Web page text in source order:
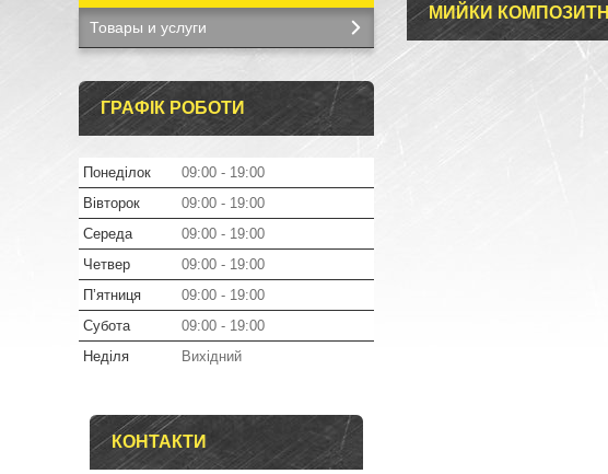
МИЙКИ КОМПОЗИТНІ
Товары и услуги
ГРАФІК РОБОТИ
Понеділок 09:00
19:00
Вівторок
09:00
19:00
Середа
09:00
19:00
Четвер
09:00
19:00
Пʼятниця
09:00
19:00
Субота
09:00
19:00
Неділя
Вихідний
КОНТАКТИ